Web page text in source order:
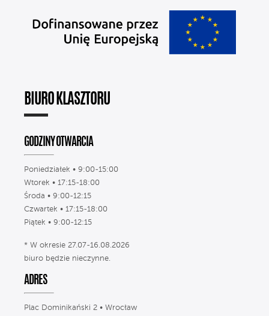
BIURO KLASZTORU
GODZINY OTWARCIA
Poniedziałek • 9:00-15:00
Wtorek • 17:15-18:00
Środa • 9:00-12:15
Czwartek • 17:15-18:00
Piątek • 9:00-12:15
* W okresie 27.07-16.08.2026
biuro będzie nieczynne.
ADRES
Plac Dominikański 2 • Wrocław